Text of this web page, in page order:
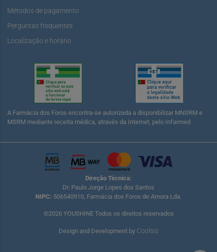
Métodos de pagamento
Perguntas frequentes
Localização e horário
A Farmácia dos Foros encontra-se autorizada a disponibilizar MNSRM e
MSRM mediante receita médica, através da Internet, pelo Infarmed
Direção Técnica:
Dr. Paulo Jorge Lopes dos Santos
NIPC: 506540910, Farmácia dos Foros de Amora Lda.
©2026 YOUSHINE Todos os direitos reservados
Design and Development by Coolsis